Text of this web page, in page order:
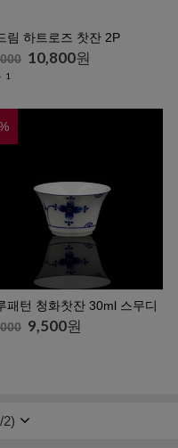
림 하트로즈 찻잔 2P
10,800원
1
패턴 청화찻잔 30ml 스무디
9,500원
/2)